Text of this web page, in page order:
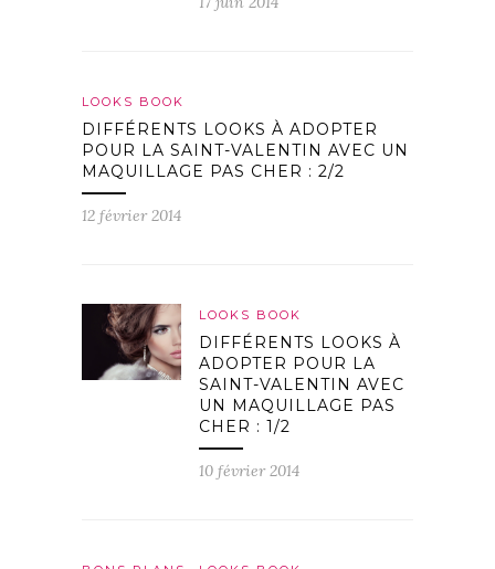
LOOKS BOOK
DIFFÉRENTS LOOKS À ADOPTER
POUR LA SAINT-VALENTIN AVEC UN
MAQUILLAGE PAS CHER : 2/2
12 février 2014
LOOKS BOOK
DIFFÉRENTS LOOKS À
ADOPTER POUR LA
SAINT-VALENTIN AVEC
UN MAQUILLAGE PAS
CHER : 1/2
10 février 2014